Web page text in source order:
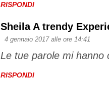
RISPONDI
Sheila A trendy
4 gennaio 2017 alle ore 14:41
Le tue parole mi hanno
RISPONDI